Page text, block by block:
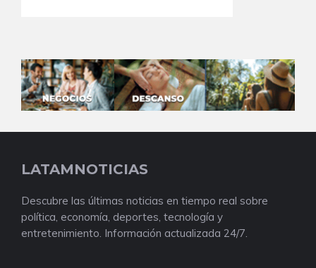
LATAMNOTICIAS
Descubre las últimas noticias en tiempo real sobre
política, economía, deportes, tecnología y
entretenimiento. Información actualizada 24/7.